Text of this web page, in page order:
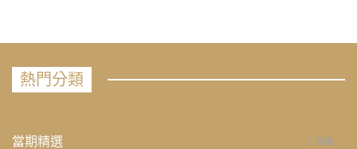
熱門分類
當期精選 658